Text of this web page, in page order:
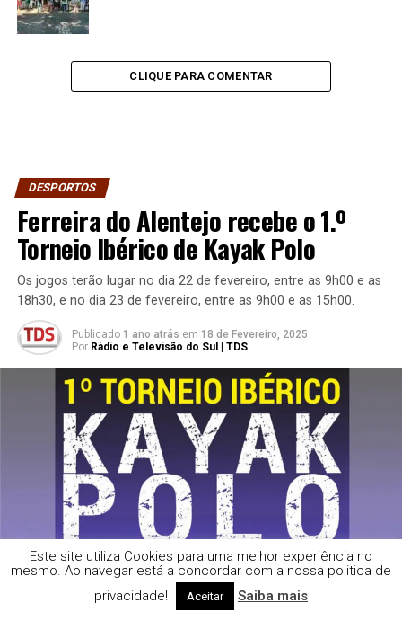
CLIQUE PARA COMENTAR
DESPORTOS
Ferreira do Alentejo recebe o 1.º
Torneio Ibérico de Kayak Polo
Os jogos terão lugar no dia 22 de fevereiro, entre as 9h00 e as
18h30, e no dia 23 de fevereiro, entre as 9h00 e as 15h00.
Publicado 1 ano atrás em 18 de Fevereiro, 2025
Por Rádio e Televisão do Sul | TDS
Este site utiliza Cookies para uma melhor experiência no
mesmo. Ao navegar está a concordar com a nossa politica de
privacidade!
Aceitar Saiba mais